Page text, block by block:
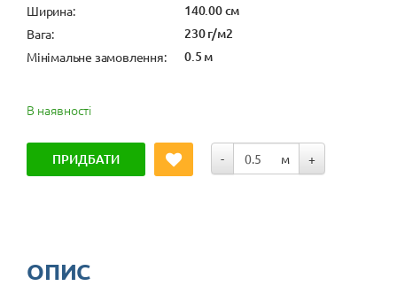
Ширина: 140.00 см
Вага: 230 г/м2
Мінімальне замовлення: 0.5 м
В наявності
ПРИДБАТИ - м +
ОПИС